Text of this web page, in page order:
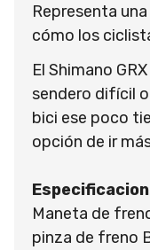
Representa
cómo los
El Shimano
sendero difícil
bici ese poco
opción de ir
Maneta de
pinza de freno